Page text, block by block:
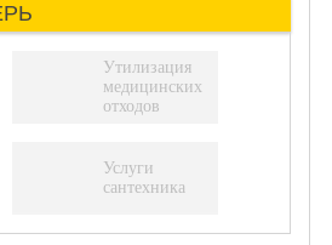
Утилизация
медицинских
отходов
Услуги
сантехника